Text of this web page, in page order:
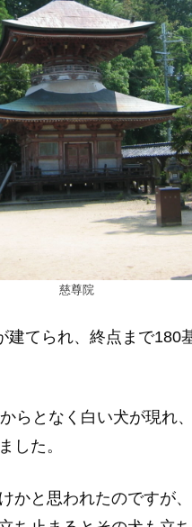
慈尊院
てられ、終点まで180
らとなく白い犬が現れ
した。
かと思われたのですが